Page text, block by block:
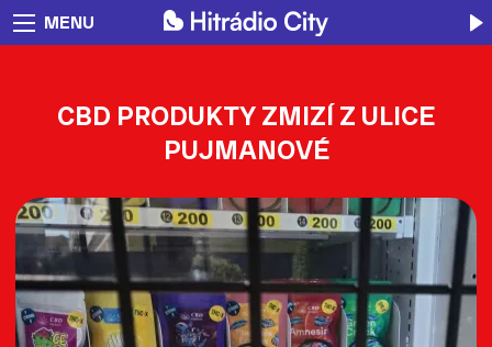
MENU
CBD PRODUKTY ZMIZÍ Z ULICE
PUJMANOVÉ